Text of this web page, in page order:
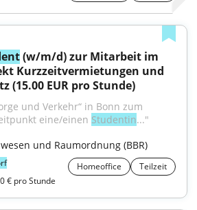
(w/m/d) zur Mitarbeit im
Kurzzeit­vermietungen und
(15.00 EUR pro Stunde)
und Verkehr“ in Bonn zum
eine/einen Studentin..."
und Raumordnung (BBR)
Homeoffice
Teilzeit
€ pro Stunde